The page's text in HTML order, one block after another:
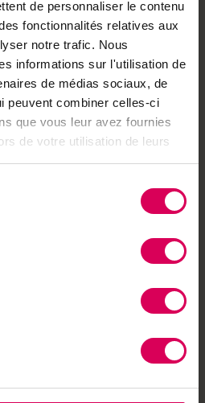
de personnaliser le contenu
fonctionnalités relatives aux
notre trafic. Nous
informations sur l'utilisation de
de médias sociaux, de
peuvent combiner celles-ci
que vous leur avez fournies
de votre utilisation de leurs
Terroir
L'étoile de la
restauration qui porte
Dans les vergers,
l'irrigation se généralise
manque d'herbage